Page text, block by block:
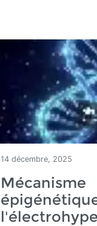
14 décembre, 2025
Mécanisme